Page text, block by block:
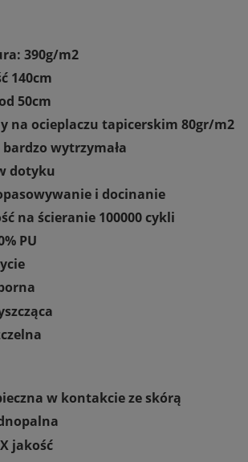
390g/m2
140cm
50cm
na ocieplaczu tapicerskim 80gr/m2
wytrzymała
dotyku
i docinanie
na ścieranie 100000 cykli
PU
w kontakcie ze skórą
jakość